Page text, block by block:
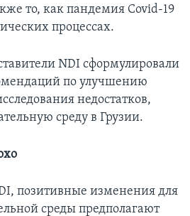
то, как пандемия Covid-19
процессах.
NDI сформулировали
по улучшению
недостатков,
среду в Грузии.
позитивные изменения для
среды предполагают